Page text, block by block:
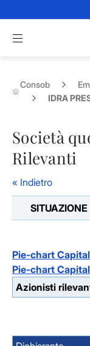
Apri menu di
Consob
IDRA
Società
Rilevanti
« Indietro
Pie-chart
Pie-chart
Azionisti